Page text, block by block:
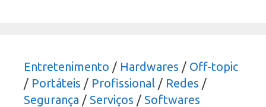
Entretenimento / Hardwares / Off-topic
/ Portáteis / Profissional / Redes /
Segurança / Serviços / Softwares